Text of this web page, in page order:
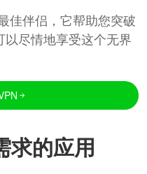
佳伴侣，它帮助您突破
尽情地享受这个无界
求的应用